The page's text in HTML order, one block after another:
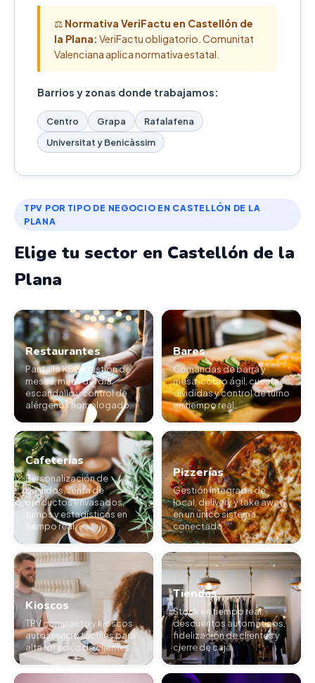
⚖️ Normativa VeriFactu en Castellón de
la Plana: VeriFactu obligatorio. Comunitat
Valenciana aplica normativa estatal.
Barrios y zonas donde trabajamos:
Centro Grapa
Rafalafena
Universitat y Benicàssim
TPV POR TIPO DE NEGOCIO EN CASTELLÓN DE LA
PLANA
Elige tu sector en Castellón de la
Plana
Restaurantes
Pantalla KDS, gestión de
mesas, menú del día,
escandallo y control de
alérgenos homologado.
Bares
Comandas de barra y
mesa, cobro ágil, cuentas
divididas y control de turno
en tiempo real.
Cafeterías
Personalización de
pedidos, venta de
productos envasados,
turnos y estadísticas en
tiempo real.
Pizzerías
Gestión integrada de
local, delivery y take away
en un único sistema
conectado.
Kioscos
TPV compacto y kioscos
autoservicio táctiles para
alta rotación de clientes.
Tiendas
Stock en tiempo real,
descuentos automáticos,
fidelización de clientes y
cierre de caja.